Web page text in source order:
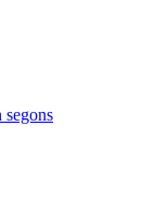
segons